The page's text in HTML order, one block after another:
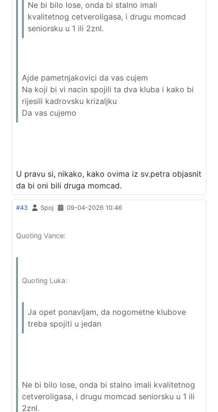
Ne bi bilo lose, onda bi stalno imali
kvalitetnog cetveroligasa, i drugu momcad
seniorsku u 1 ili 2znl.
Ajde pametnjakovici da vas cujem
Na koji bi vi nacin spojili ta dva kluba i kako bi
rijesili kadrovsku krizaljku
Da vas cujemo
U pravu si, nikako, kako ovima iz sv.petra objasnit
da bi oni bili druga momcad.
#43 Spoj 09-04-2026 10:46
Quoting Vance:
Quoting Luka:
Ja opet ponavljam, da nogometne klubove
treba spojiti u jedan
Ne bi bilo lose, onda bi stalno imali kvalitetnog
cetveroligasa, i drugu momcad seniorsku u 1 ili
2znl.